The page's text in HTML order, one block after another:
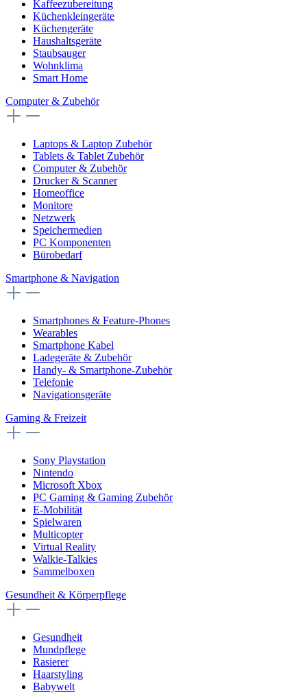
Kaffeezubereitung
Küchenkleingeräte
Küchengeräte
Haushaltsgeräte
Staubsauger
Wohnklima
Smart Home
Computer & Zubehör
Laptops & Laptop Zubehör
Tablets & Tablet Zubehör
Computer & Zubehör
Drucker & Scanner
Homeoffice
Monitore
Netzwerk
Speichermedien
PC Komponenten
Bürobedarf
Smartphone & Navigation
Smartphones & Feature-Phones
Wearables
Smartphone Kabel
Ladegeräte & Zubehör
Handy- & Smartphone-Zubehör
Telefonie
Navigationsgeräte
Gaming & Freizeit
Sony Playstation
Nintendo
Microsoft Xbox
PC Gaming & Gaming Zubehör
E-Mobilität
Spielwaren
Multicopter
Virtual Reality
Walkie-Talkies
Sammelboxen
Gesundheit & Körperpflege
Gesundheit
Mundpflege
Rasierer
Haarstyling
Babywelt